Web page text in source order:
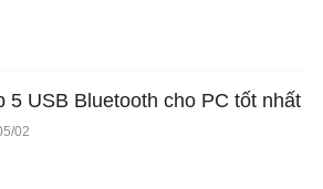
5 USB Bluetooth cho PC tốt nhất
02